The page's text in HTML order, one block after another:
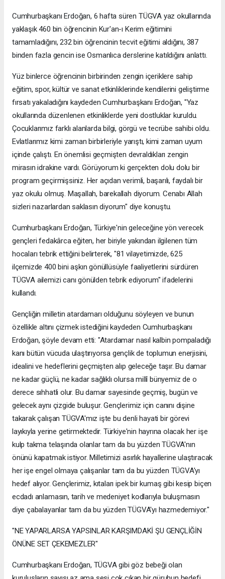
Cumhurbaşkanı Erdoğan, 6 hafta süren TÜGVA yaz okullarında
yaklaşık 460 bin öğrencinin Kur'an-ı Kerim eğitimini
tamamladığını, 232 bin öğrencinin tecvit eğitimi aldığını, 387
binden fazla gencin ise Osmanlıca derslerine katıldığını anlattı.
Yüz binlerce öğrencinin birbirinden zengin içeriklere sahip
eğitim, spor, kültür ve sanat etkinliklerinde kendilerini geliştirme
fırsatı yakaladığını kaydeden Cumhurbaşkanı Erdoğan, "Yaz
okullarında düzenlenen etkinliklerde yeni dostluklar kuruldu.
Çocuklarımız farklı alanlarda bilgi, görgü ve tecrübe sahibi oldu.
Evlatlarımız kimi zaman birbirleriyle yarıştı, kimi zaman uyum
içinde çalıştı. En önemlisi geçmişten devraldıkları zengin
mirasın idrakine vardı. Görüyorum ki gerçekten dolu dolu bir
program geçirmişsiniz. Her açıdan verimli, başarılı, faydalı bir
yaz okulu olmuş. Maşallah, barekallah diyorum. Cenabı Allah
sizleri nazarlardan saklasın diyorum" diye konuştu.
Cumhurbaşkanı Erdoğan, Türkiye'nin geleceğine yön verecek
gençleri fedakârca eğiten, her biriyle yakından ilgilenen tüm
hocaları tebrik ettiğini belirterek, "81 vilayetimizde, 625
ilçemizde 400 bini aşkın gönüllüsüyle faaliyetlerini sürdüren
TÜGVA ailemizi canı gönülden tebrik ediyorum" ifadelerini
kullandı.
Gençliğin milletin atardamarı olduğunu söyleyen ve bunun
özellikle altını çizmek istediğini kaydeden Cumhurbaşkanı
Erdoğan, şöyle devam etti: "Atardamar nasıl kalbin pompaladığı
kanı bütün vücuda ulaştırıyorsa gençlik de toplumun enerjisini,
idealini ve hedeflerini geçmişten alıp geleceğe taşır. Bu damar
ne kadar güçlü, ne kadar sağlıklı olursa millî bünyemiz de o
derece sıhhatli olur. Bu damar sayesinde geçmiş, bugün ve
gelecek aynı çizgide buluşur. Gençlerimiz için canını dişine
takarak çalışan TÜGVA'mız işte bu denli hayati bir görevi
layıkıyla yerine getirmektedir. Türkiye'nin hayrına olacak her işe
kulp takma telaşında olanlar tam da bu yüzden TÜGVA'nın
önünü kapatmak istiyor. Milletimizi asırlık hayallerine ulaştıracak
her işe engel olmaya çalışanlar tam da bu yüzden TÜGVA'yı
hedef alıyor. Gençlerimiz, kıtaları ipek bir kumaş gibi kesip biçen
ecdadı anlamasın, tarih ve medeniyet kodlarıyla buluşmasın
diye çabalayanlar tam da bu yüzden TÜGVA'yı hazmedemiyor."
"NE YAPARLARSA YAPSINLAR KARŞIMDAKİ ŞU GENÇLİĞİN
ÖNÜNE SET ÇEKEMEZLER"
Cumhurbaşkanı Erdoğan, TÜGVA gibi göz bebeği olan